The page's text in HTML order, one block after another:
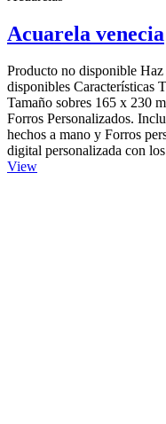
Acuarela venecia
Producto no disponible
disponibles Características
Tamaño sobres 165 x 230
Forros Personalizados.
hechos a mano y Forros
digital personalizada con
View